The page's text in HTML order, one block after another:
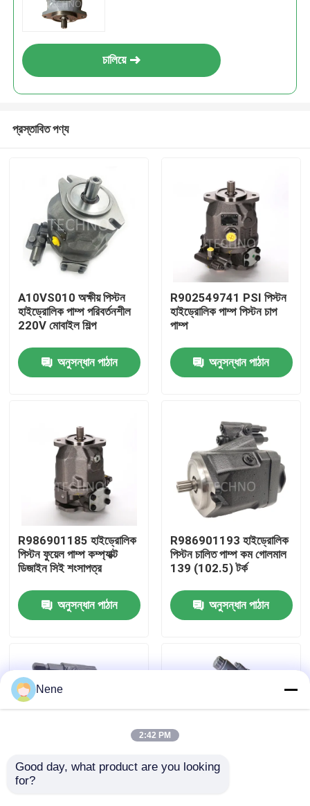
আমাদের সম্বন্ধে
গুণমান নিয়ন্ত্রণ
আমাদের সাথে যোগাযোগ
খবর
চালিয়ে
প্রস্তাবিত পণ্য
A10VS010 অক্ষীয় পিস্টন
হাইড্রোলিক পাম্প পরিবর্তনশীল
220V মোবাইল শিল্প
অনুসন্ধান পাঠান
R902549741 PSI পিস্টন
হাইড্রোলিক পাম্প পিস্টন চাপ
পাম্প
অনুসন্ধান পাঠান
R986901185 হাইড্রোলিক
পিস্টন ফুয়েল পাম্প কম্প্যাক্ট
ডিজাইন সিই শংসাপত্র
অনুসন্ধান পাঠান
R986901193 হাইড্রোলিক
পিস্টন চালিত পাম্প কম গোলমাল
139 (102.5) টর্ক
অনুসন্ধান পাঠান
R986901178 পিস্টন
Nene
2:42 PM
Good day, what product are you looking
for?